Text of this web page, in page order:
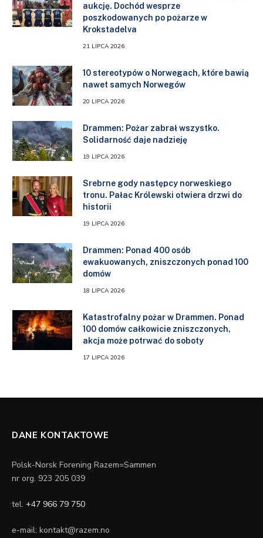
aukcję. Dochód wesprze
poszkodowanych po pożarze w
Krokstadelva
21 LIPCA 2026
10 stereotypów o Norwegach, które bawią
nawet samych Norwegów
20 LIPCA 2026
Drammen: Pożar zabrał wszystko.
Solidarność daje nadzieję
19 LIPCA 2026
Srebrne gody następcy norweskiego
tronu. Pałac Królewski otwiera drzwi do
historii
19 LIPCA 2026
Drammen: Ponad 400 osób
ewakuowanych, zniszczonych ponad 100
domów
18 LIPCA 2026
Katastrofalny pożar w Drammen. Ponad
100 domów całkowicie zniszczonych,
akcja może potrwać do soboty
17 LIPCA 2026
DANE KONTAKTOWE
Polsk-Norsk Forening Razem=Sammen
nr org. 923 205 039
tel. +47 966 79 750
e-mail: kontakt@razem.no